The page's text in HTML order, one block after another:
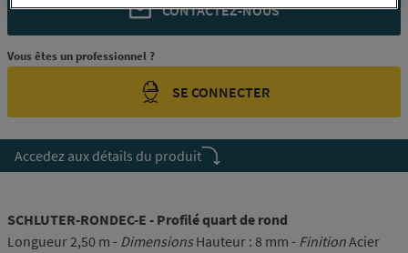
CONTACTEZ-NOUS
Vous êtes un professionnel ?
SE CONNECTER
Accedez aux détails du produit
SCHLUTER-RONDEC-E - Profilé quart de rond
Longueur 2,50 m - Dimensions Hauteur : 8 mm - FinitionAcier